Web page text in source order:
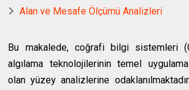
Alan ve Mesafe Ölçümü Analizleri
Bu makalede, coğrafi bilgi sistemleri
algılama teknolojilerinin temel
olan yüzey analizlerine